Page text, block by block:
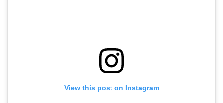
View this post on Instagram